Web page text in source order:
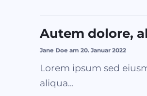
Autem dolore,
Jane Doe am 20. Januar 2022
Lorem ipsum sed
aliqua...